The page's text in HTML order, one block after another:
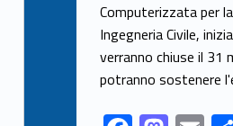
b
o
o
k
d
o
n
l
Computerizzata per
Ingegneria Civile,
verranno chiuse il 31
potranno sostenere